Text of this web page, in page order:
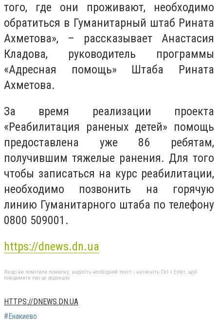
того, где они проживают, необходимо
обратиться в Гуманитарный штаб Рината
Ахметова», – рассказывает Анастасия
Кладова, руководитель программы
«Адресная помощь» Штаба Рината
Ахметова.
За время реализации проекта
«Реабилитация раненых детей» помощь
предоставлена уже 86 ребятам,
получившим тяжелые ранения. Для того
чтобы записаться на курс реабилитации,
необходимо позвонить на горячую
линию Гуманитарного штаба по телефону
0800 509001.
https://dnews.dn.ua
Якщо ви помітили помилку, виділіть необхідний текст і натисніть Ctrl + Enter, щоб
повідомити про це редакцію
HTTPS://DNEWS.DN.UA
#Енакиево